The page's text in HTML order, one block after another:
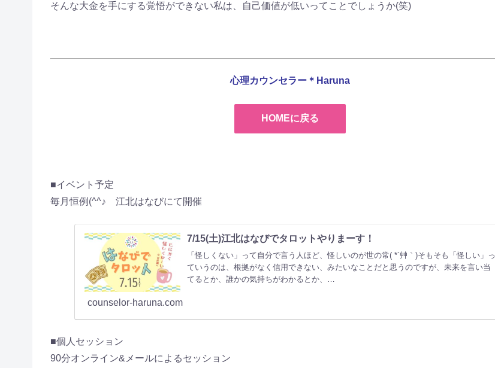
そんな大金を手にする覚悟ができない私は、自己価値が低いってことでしょうか(笑)
心理カウンセラー＊Haruna
HOMEに戻る
■イベント予定
毎月恒例(^^♪ 江北はなびにて開催
7/15(土)江北はなびでタロットやりまーす！
「怪しくない」って自分で言う人ほど、怪しいのが世の常( *´艸｀)そもそも「怪しい」っ
ていうのは、根拠がなく信用できない、みたいなことだと思うのですが、未来を言い当
てるとか、誰かの気持ちがわかるとか、…
counselor-haruna.com
■個人セッション
90分オンライン&メールによるセッション